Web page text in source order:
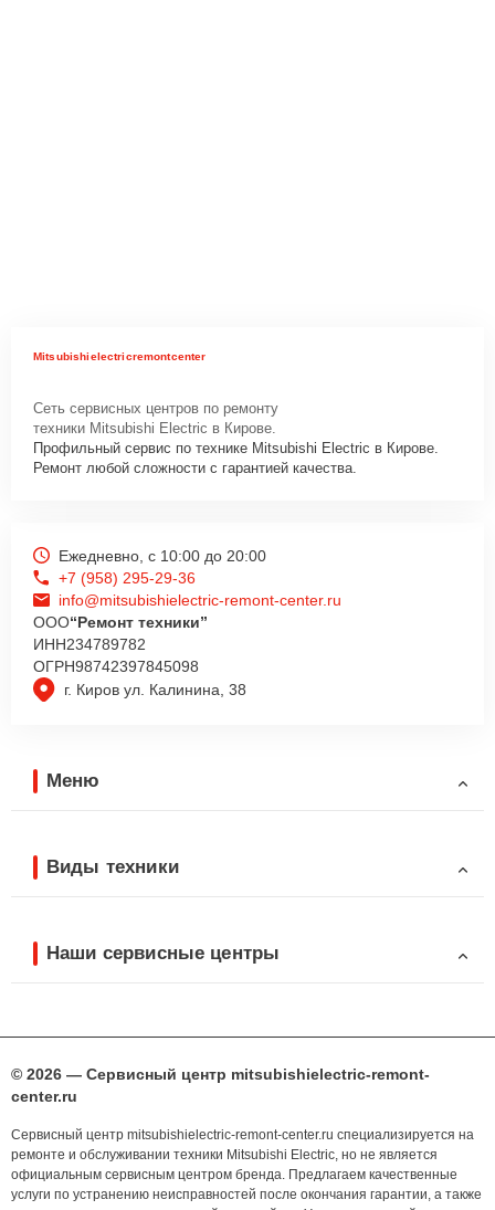
Mitsubishielectricremontcenter
Сеть сервисных центров по ремонту
техники Mitsubishi Electric в Кирове.
Профильный сервис по технике Mitsubishi Electric в Кирове.
Ремонт любой сложности с гарантией качества.
г. Киров ул. Калинина, 38
Ежедневно, с 10:00 до 20:00
+7 (958) 295-29-36
info@mitsubishielectric-remont-center.ru
ООО“Ремонт техники”
ИНН234789782
ОГРН98742397845098
Меню
Виды техники
Наши сервисные центры
© 2026 — Сервисный центр mitsubishielectric-remont-
center.ru
Сервисный центр mitsubishielectric-remont-center.ru специализируется на
ремонте и обслуживании техники Mitsubishi Electric, но не является
официальным сервисным центром бренда. Предлагаем качественные
услуги по устранению неисправностей после окончания гарантии, а также